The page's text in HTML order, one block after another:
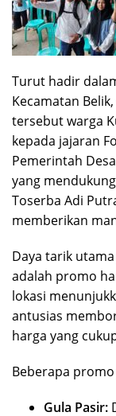
​Turut hadir
Kecamatan
tersebut warga
kepada jajaran
Pemerintah
yang
Toserba Adi
memberikan
​Daya tarik
adalah promo
lokasi
antusias
harga yang
​Beberapa
Gula Pasir: